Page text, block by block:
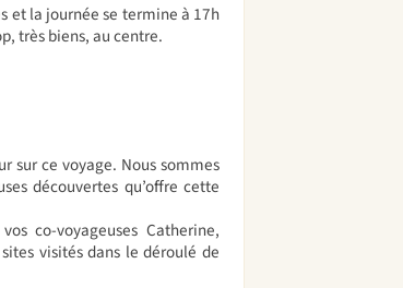
et la journée se termine à 17h
très biens, au centre.
sur ce voyage. Nous sommes
découvertes qu’offre cette
co-voyageuses Catherine,
visités dans le déroulé de